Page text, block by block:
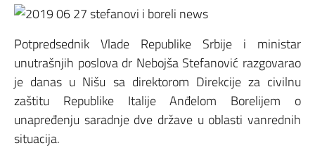
Potpredsednik Vlade Republike Srbije i ministar
unutrašnjih poslova dr Nebojša Stefanović razgovarao
je danas u Nišu sa direktorom Direkcije za civilnu
zaštitu Republike Italije Anđelom Borelijem o
unapređenju saradnje dve države u oblasti vanrednih
situacija.